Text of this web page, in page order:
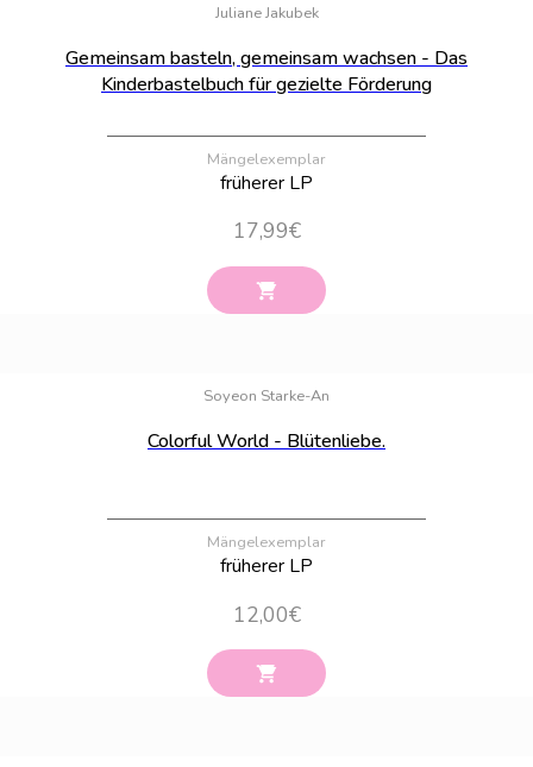
Juliane Jakubek
Gemeinsam basteln, gemeinsam wachsen - Das
Kinderbastelbuch für gezielte Förderung
Mängelexemplar
früherer LP
17,99€
Soyeon Starke-An
Colorful World - Blütenliebe.
Mängelexemplar
früherer LP
12,00€